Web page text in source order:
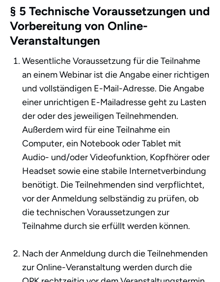
§ 5 Technische Voraussetzungen und
Vorbereitung von Online-
Veranstaltungen
Wesentliche Voraussetzung für die Teilnahme
an einem Webinar ist die Angabe einer richtigen
und vollständigen E-Mail-Adresse. Die Angabe
einer unrichtigen E-Mailadresse geht zu Lasten
der oder des jeweiligen Teilnehmenden.
Außerdem wird für eine Teilnahme ein
Computer, ein Notebook oder Tablet mit
Audio- und/oder Videofunktion, Kopfhörer oder
Headset sowie eine stabile Internetverbindung
benötigt. Die Teilnehmenden sind verpflichtet,
vor der Anmeldung selbständig zu prüfen, ob
die technischen Voraussetzungen zur
Teilnahme durch sie erfüllt werden können.
Nach der Anmeldung durch die Teilnehmenden
zur Online-Veranstaltung werden durch die